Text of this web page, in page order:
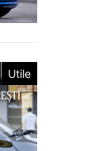
Utile